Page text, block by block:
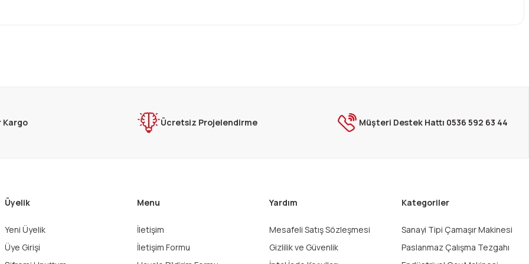
Gönder
Kargo Ücretsiz Projelendirme Müşteri Destek Hattı 0536 592 63 44
Üyelik
Yeni Üyelik
Üye Girişi
Menu
İletişim
İletişim Formu
Yardım
Mesafeli Satış Sözleşmesi
Gizlilik ve Güvenlik
Kategoriler
Sanayi Tipi Çamaşır Makinesi
Paslanmaz Çalışma Tezgahı